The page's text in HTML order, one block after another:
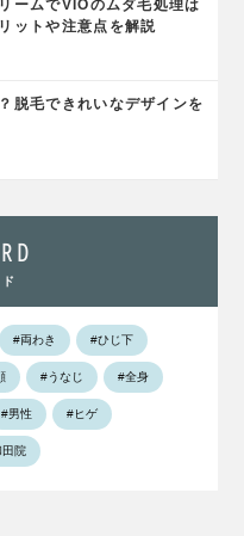
ームでVIOのムダ毛処理は
ットや注意点を解説
脱毛できれいなデザインを
#両わき #ひじ下
#うなじ #全身
#男性 #ヒゲ
田院